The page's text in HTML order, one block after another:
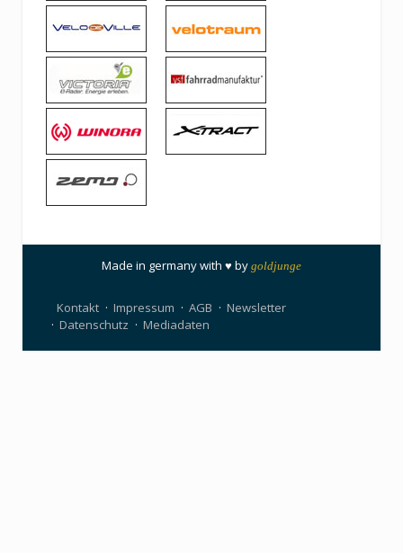
Made in germany with ♥ by goldjunge
Kontakt Impressum AGB
Newsletter
Datenschutz
Mediadaten